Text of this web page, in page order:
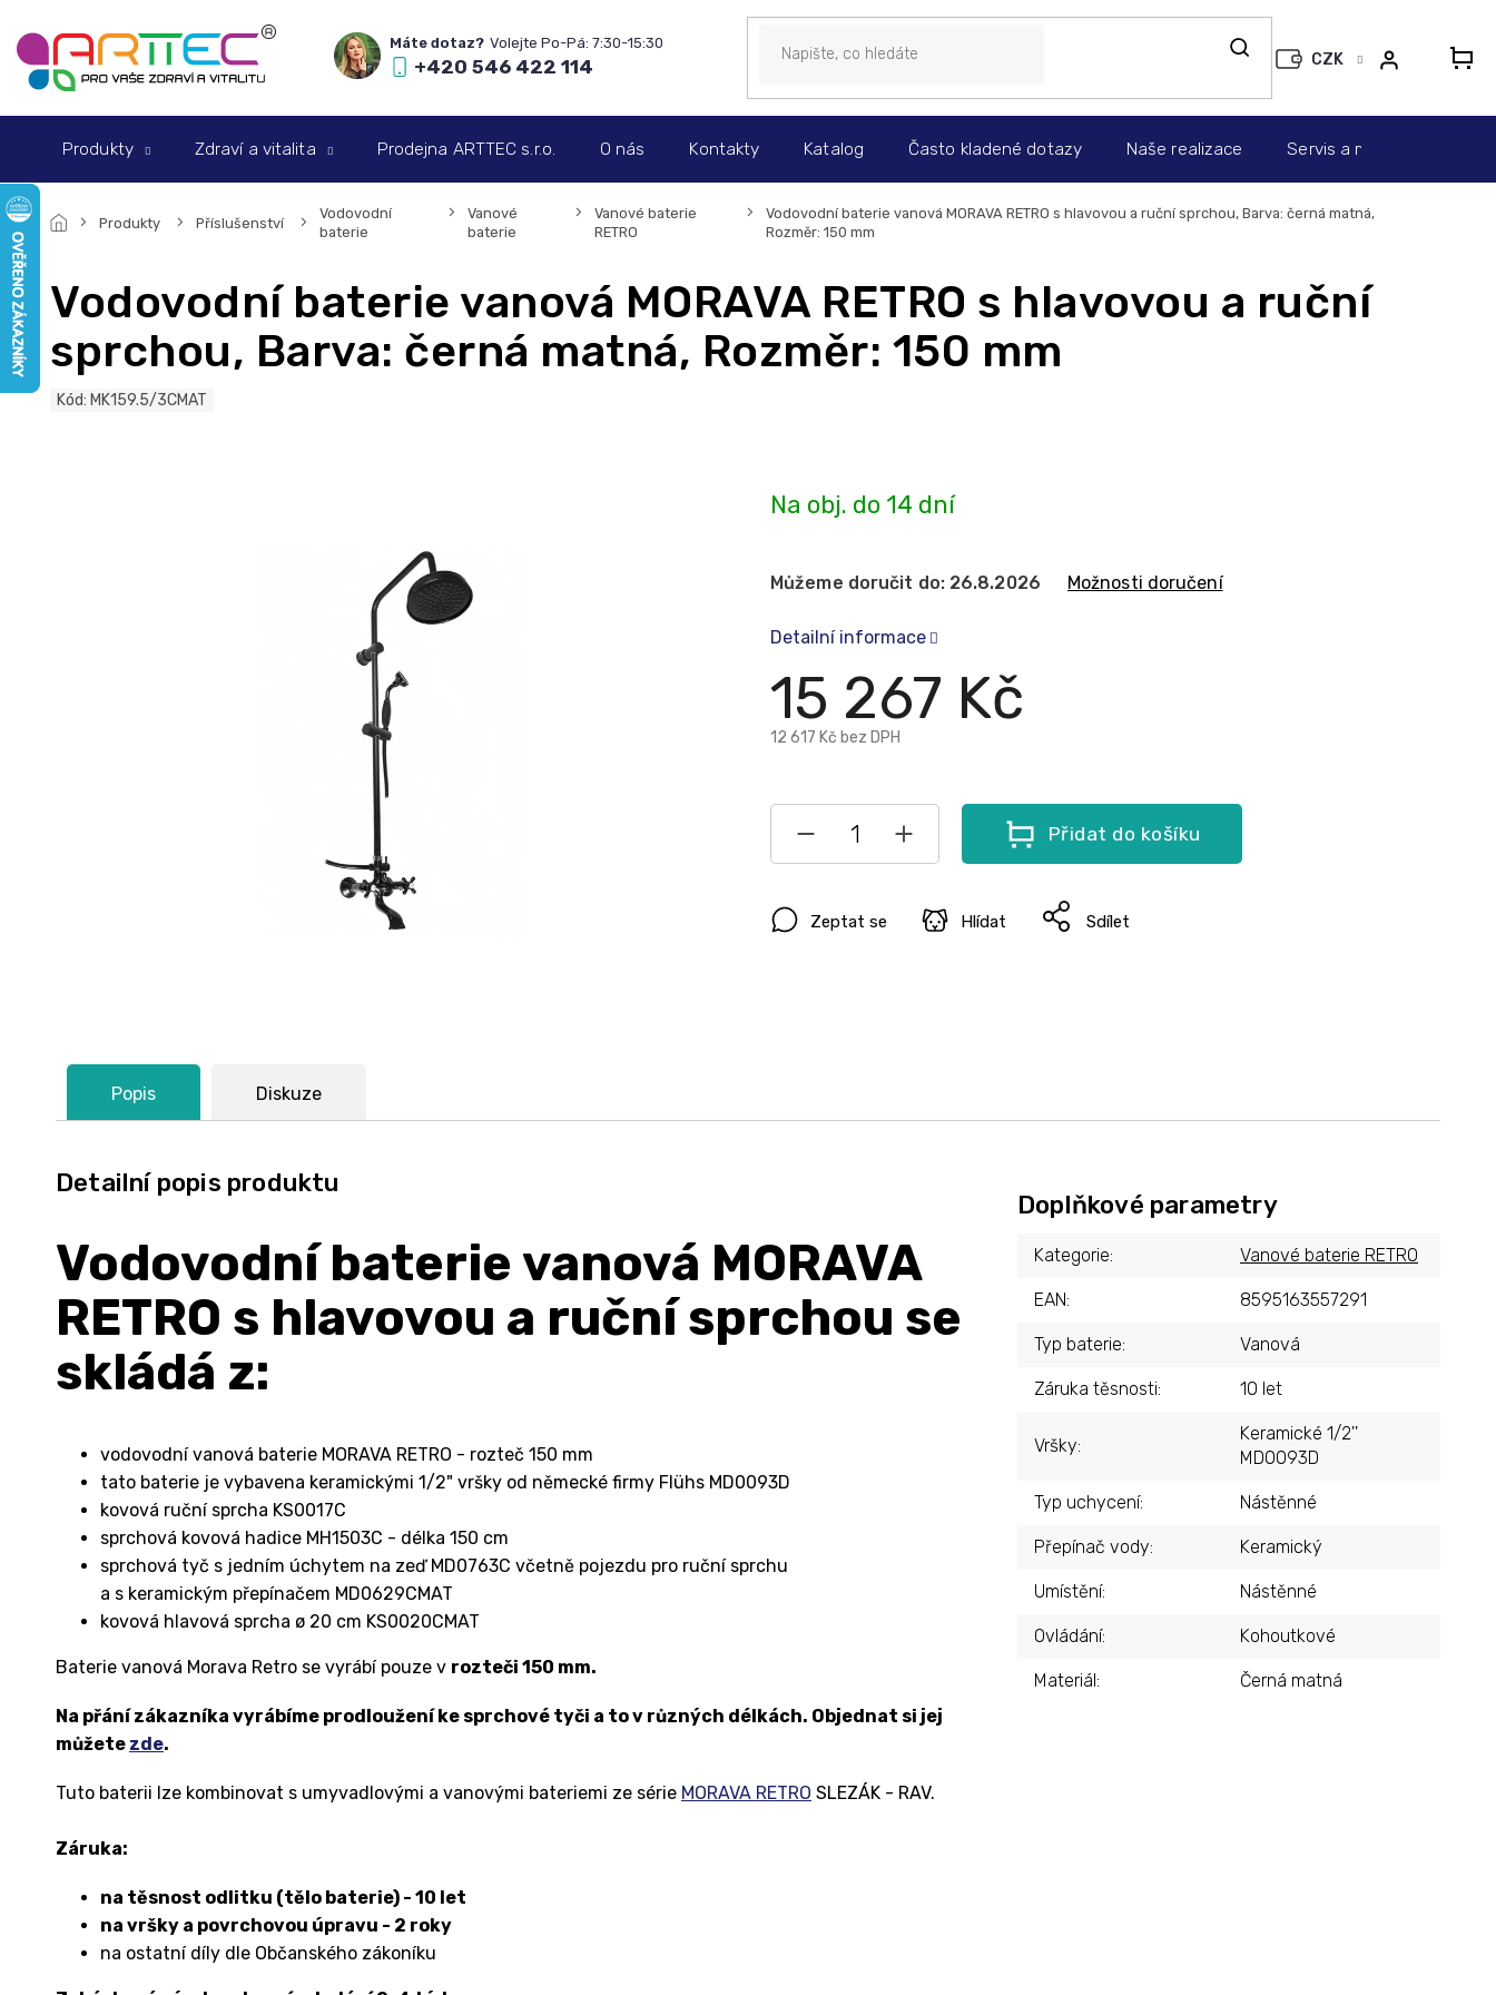
na
obsah
+420 546 422 114 CZK
Produkty Zdraví a vitalita Prodejna ARTTEC s.r.o. O nás Kontakty Katalog Často kladené dotazy Naše realizace Servis a montáž
Produkty Příslušenství
Vodovodní
baterie
Vanové
baterie
Vanové baterie
RETRO
Vodovodní baterie vanová MORAVA RETRO s hlavovou a ruční sprchou, Barva: černá matná,
Rozměr: 150 mm
Vodovodní baterie vanová MORAVA RETRO s hlavovou a ruční
sprchou, Barva: černá matná, Rozměr: 150 mm
Kód: MK159.5/3CMAT
15 267 Kč
12 617 Kč bez DPH
Na obj. do 14 dní
Můžeme doručit do: 26.8.2026 Možnosti doručení
Přidat do košíku
Detailní informace
Zeptat se Hlídat Sdílet
Popis Diskuze
Detailní popis produktu
Vodovodní baterie vanová MORAVA
RETRO s hlavovou a ruční sprchou se
skládá z:
vodovodní vanová baterie MORAVA RETRO - rozteč 150 mm
tato baterie je vybavena keramickými 1/2" vršky od německé firmy Flühs MD0093D
kovová ruční sprcha KS0017C
sprchová kovová hadice MH1503C - délka 150 cm
sprchová tyč s jedním úchytem na zeď MD0763C včetně pojezdu pro ruční sprchu
a s keramickým přepínačem MD0629CMAT
kovová hlavová sprcha ø 20 cm KS0020CMAT
Baterie vanová Morava Retro se vyrábí pouze v rozteči 150 mm.
Na přání zákazníka vyrábíme prodloužení ke sprchové tyči a to v různých délkách. Objednat si jej
můžete zde.
Tuto baterii lze kombinovat s umyvadlovými a vanovými bateriemi ze série MORAVA RETRO SLEZÁK - RAV.
Záruka:
na těsnost odlitku (tělo baterie) - 10 let
na vršky a povrchovou úpravu - 2 roky
na ostatní díly dle Občanského zákoníku
Doplňkové parametry
Kategorie: Vanové baterie RETRO
EAN: 8595163557291
Typ baterie: Vanová
Záruka těsnosti: 10 let
Vršky:
Keramické 1/2''
MD0093D
Typ uchycení: Nástěnné
Přepínač vody: Keramický
Umístění: Nástěnné
Ovládání: Kohoutkové
Materiál: Černá matná